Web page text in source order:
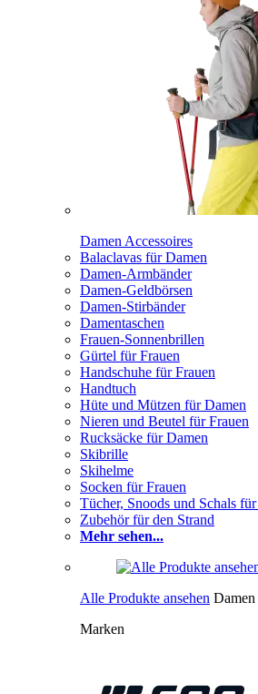
Damen Accessoires
Balaclavas für Damen
Damen-Armbänder
Damen-Geldbörsen
Damen-Stirbänder
Damentaschen
Frauen-Sonnenbrillen
Gürtel für Frauen
Handschuhe für Frauen
Handtuch
Hüte und Mützen für Damen
Nieren und Beutel für Frauen
Rucksäcke für Damen
Skibrille
Skihelme
Socken für Frauen
Tücher, Snoods und Schals
Zubehör für den Strand
Mehr sehen...
Alle Produkte ansehen Damen
Marken